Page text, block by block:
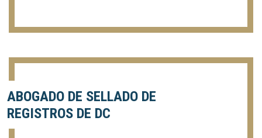
ABOGADO DE SELLADO DE
REGISTROS DE DC